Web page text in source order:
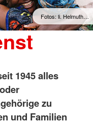
Fotos: li. Helmuth…
1945 alles
zu
und Familien